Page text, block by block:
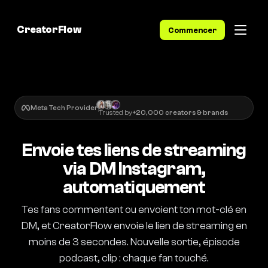
CreatorFlow Commencer
Meta Tech Provider
Trusted by+20,000 creators & brands
Envoie tes liens de streaming
via DM Instagram,
automatiquement
Tes fans commentent ou envoient ton mot-clé en
DM, et CreatorFlow envoie le lien de streaming en
moins de 3 secondes. Nouvelle sortie, épisode
podcast, clip : chaque fan touché.